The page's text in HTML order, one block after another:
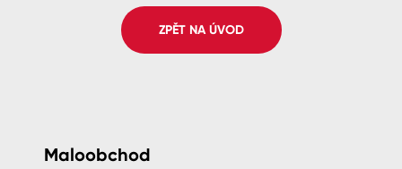
Spreje ZPĚT NA ÚVOD
Maloobchod